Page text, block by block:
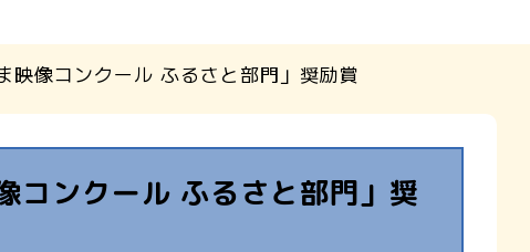
像コンクール ふるさと部門」奨励賞
コンクール ふるさと部門」奨